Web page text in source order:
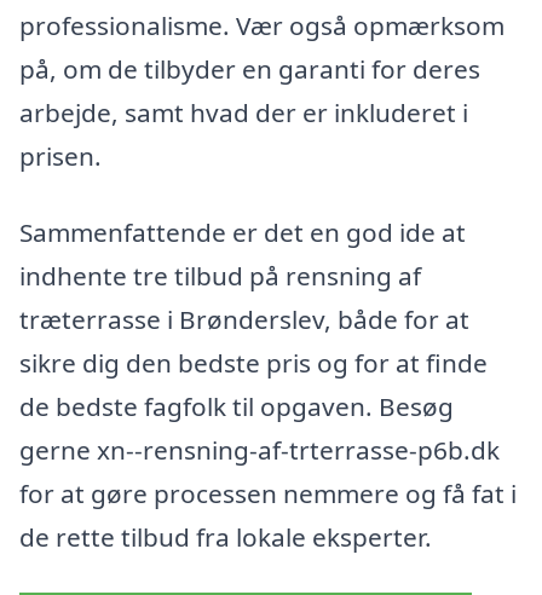
professionalisme. Vær også opmærksom
på, om de tilbyder en garanti for deres
arbejde, samt hvad der er inkluderet i
prisen.
Sammenfattende er det en god ide at
indhente tre tilbud på rensning af
træterrasse i Brønderslev, både for at
sikre dig den bedste pris og for at finde
de bedste fagfolk til opgaven. Besøg
gerne xn--rensning-af-trterrasse-p6b.dk
for at gøre processen nemmere og få fat i
de rette tilbud fra lokale eksperter.